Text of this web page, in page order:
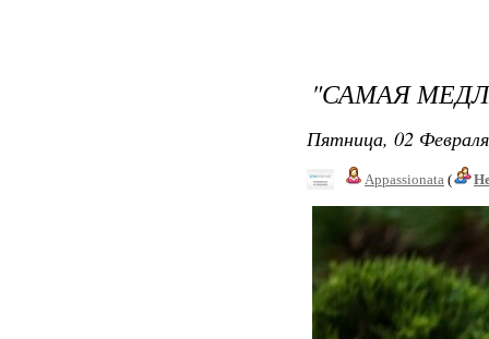
"САМАЯ
Пятница, 02
Appassionata (